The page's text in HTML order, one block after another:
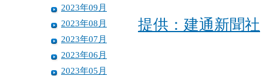
2023年09月
2023年08月
2023年07月
2023年06月
2023年05月
提供：建通新聞社